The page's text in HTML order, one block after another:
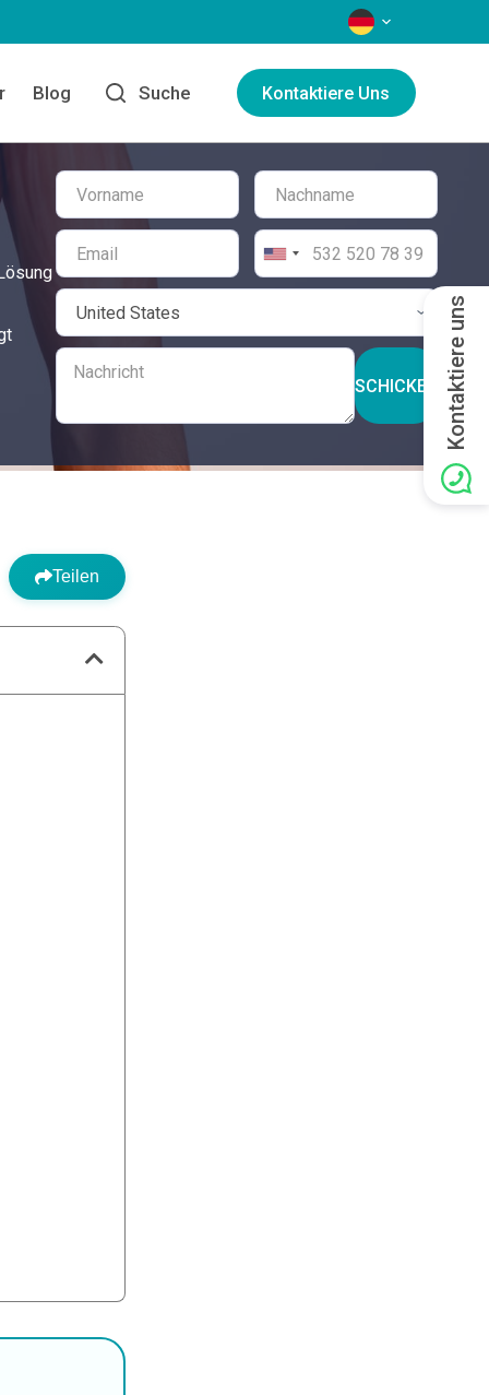
SPRACHEN
Blog Suche Kontaktiere Uns
SCHICKEN
Teilen
Kontaktiere uns